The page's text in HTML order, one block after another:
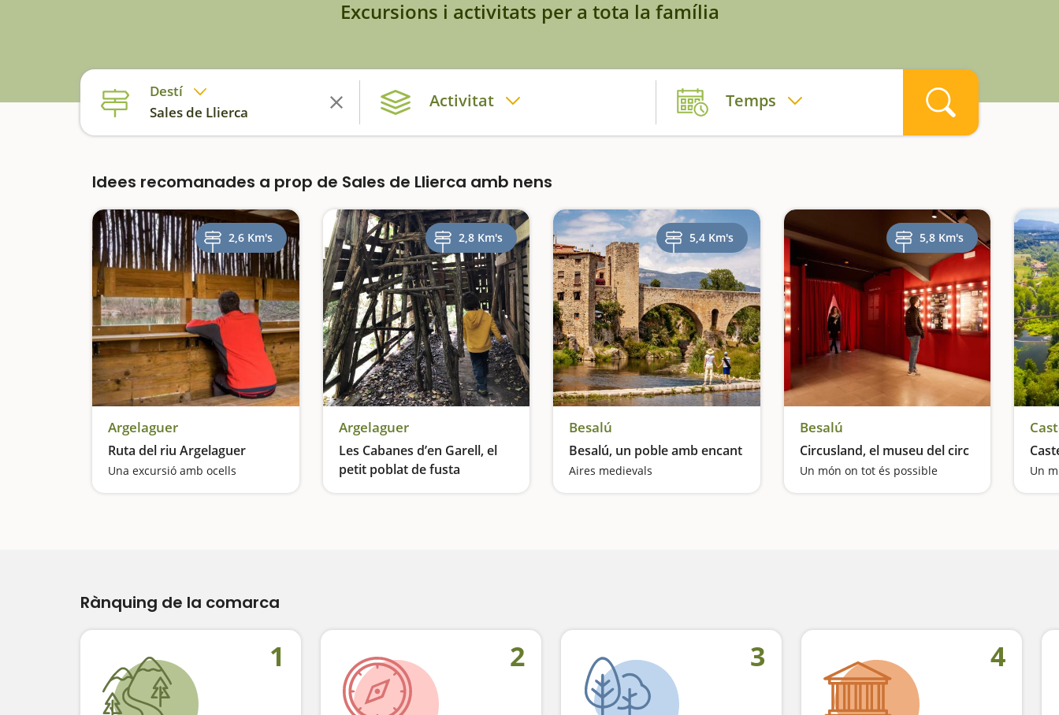
Excursions i activitats per a tota la família
Destí
Sales de Llierca
Activitat Temps
Idees recomanades a prop de Sales de Llierca amb nens
2,6 Km's
Argelaguer
Ruta del riu Argelaguer
Una excursió amb ocells
2,8 Km's
Argelaguer
Les Cabanes d’en Garell, el
petit poblat de fusta
Una escapada per fer volar la imaginació
5,4 Km's
Besalú
Besalú, un poble amb encant
Aires medievals
5,8 Km's
Besalú
Circusland, el museu del circ
Un món on tot és possible Un
Rànquing de la comarca
1 2 3 4